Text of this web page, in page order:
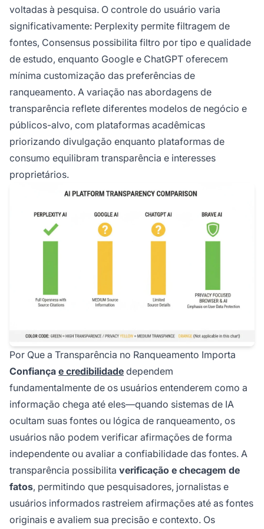
voltadas à pesquisa. O controle do usuário varia
significativamente: Perplexity permite filtragem de
fontes, Consensus possibilita filtro por tipo e qualidade
de estudo, enquanto Google e ChatGPT oferecem
mínima customização das preferências de
ranqueamento. A variação nas abordagens de
transparência reflete diferentes modelos de negócio e
públicos-alvo, com plataformas acadêmicas
priorizando divulgação enquanto plataformas de
consumo equilibram transparência e interesses
proprietários.
Por Que a Transparência no Ranqueamento Importa
Confiança e credibilidade dependem
fundamentalmente de os usuários entenderem como a
informação chega até eles—quando sistemas de IA
ocultam suas fontes ou lógica de ranqueamento, os
usuários não podem verificar afirmações de forma
independente ou avaliar a confiabilidade das fontes. A
transparência possibilita verificação e checagem de
fatos, permitindo que pesquisadores, jornalistas e
usuários informados rastreiem afirmações até as fontes
originais e avaliem sua precisão e contexto. Os